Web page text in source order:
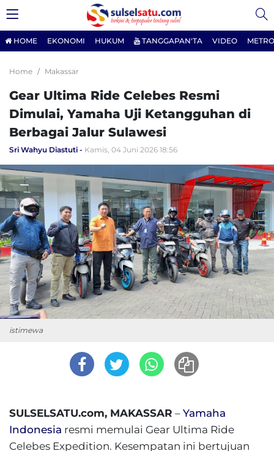
HOME EKONOMI HUKUM TANGGAPAN'TA VIDEO
Home Makassar
Gear Ultima Ride Celebes Resmi
Dimulai, Yamaha Uji Ketangguhan di
Berbagai Jalur Sulawesi
Sri Wahyu Diastuti Kamis, 04 Juni 2026 18:56
istimewa
SULSELSATU.com, MAKASSAR – Yamaha
Indonesia resmi memulai Gear Ultima Ride
Celebes Expedition. Kesempatan ini bertujuan